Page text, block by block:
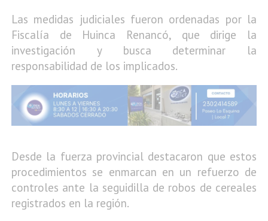
Las medidas judiciales fueron ordenadas por la
Fiscalía de Huinca Renancó, que dirige la
investigación y busca determinar la
responsabilidad de los implicados.
Desde la fuerza provincial destacaron que estos
procedimientos se enmarcan en un refuerzo de
controles ante la seguidilla de robos de cereales
registrados en la región.